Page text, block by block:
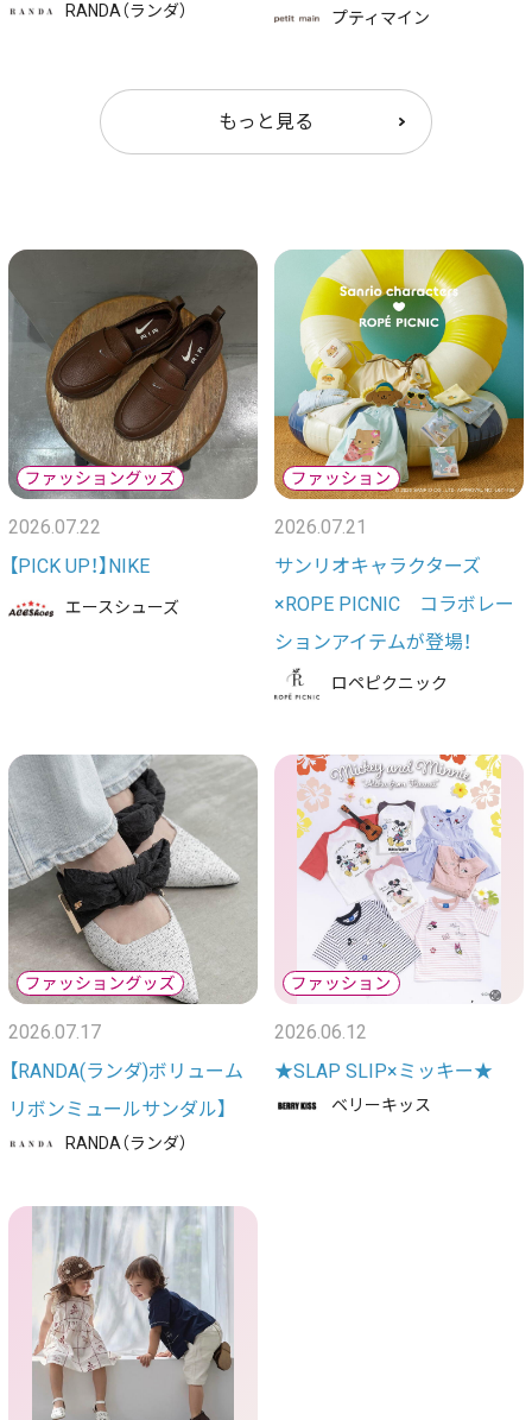
RANDA（ランダ） プティマイン
もっと見る
2026.07.22
【PICK UP！】NIKE
エースシューズ
2026.07.21
サンリオキャラクターズ
×ROPE PICNIC コラボレー
ションアイテムが登場！
ロペピクニック
2026.07.17
【RANDA(ランダ)ボリューム
リボンミュールサンダル】
RANDA（ランダ）
2026.06.12
★SLAP SLIP×ミッキー★
ベリーキッス